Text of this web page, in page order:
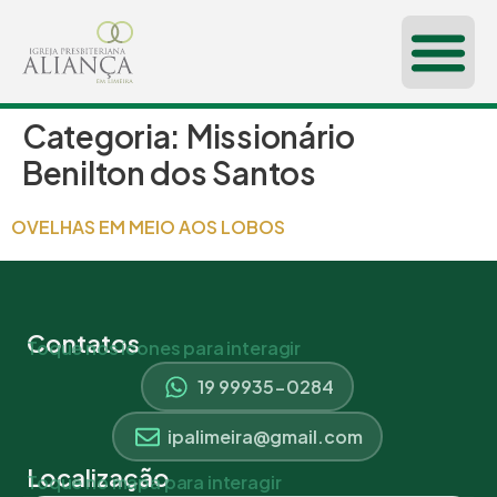
Categoria: Missionário
Benilton dos Santos
OVELHAS EM MEIO AOS LOBOS
Contatos
Toque nos ícones para interagir
19 99935-0284
ipalimeira@gmail.com
Localização
Toque no mapa para interagir